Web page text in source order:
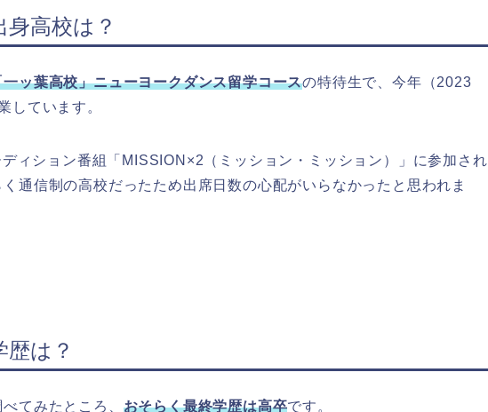
高校は？
一ッ葉高校」ニューヨークダンス留学コースの特待生で、今年（2023
しています。
ィション番組「MISSION×2（ミッション・ミッション）」に参加され
通信制の高校だったため出席日数の心配がいらなかったと思われま
歴は？
てみたところ、 おそらく最終学歴は高卒です。